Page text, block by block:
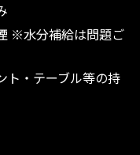
※水分補給は問題ご
ト・テーブル等の持